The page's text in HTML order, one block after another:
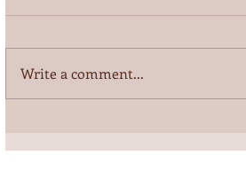
Write a comment...